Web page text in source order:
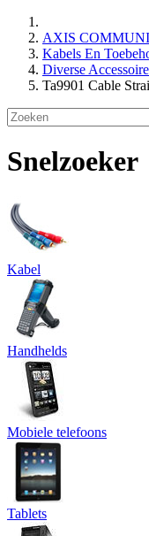
AXIS
Kabels En
Diverse
Ta9901 Cable
Snelzoeker
Kabel
Handhelds
Mobiele telefoons
Tablets